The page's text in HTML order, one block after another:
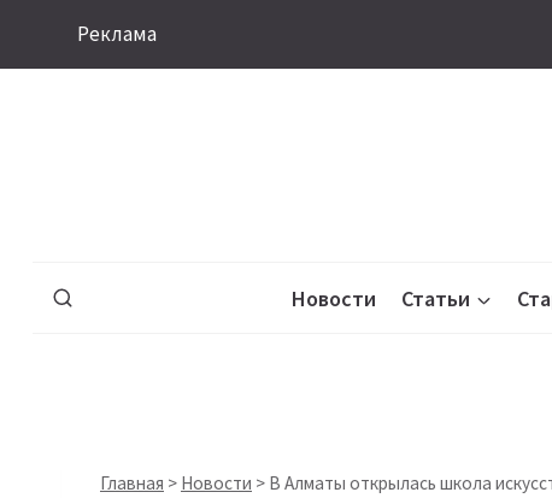
Реклама
Новости Статьи
Главная > Новости > В Алматы открылась школа